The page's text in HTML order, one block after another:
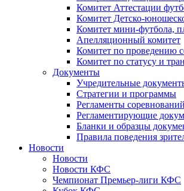
Комитет Аттестации
Комитет Детско-
Комитет мини-футбола,
Апелляционный комитет
Комитет по проведению
Комитет по статусу и
Документы
Учредительные
Стратегии и программы
Регламенты
Регламентирующие
Бланки и образцы
Правила поведения
Новости
Новости
Новости КФС
Чемпионат Премьер-лиги КФС